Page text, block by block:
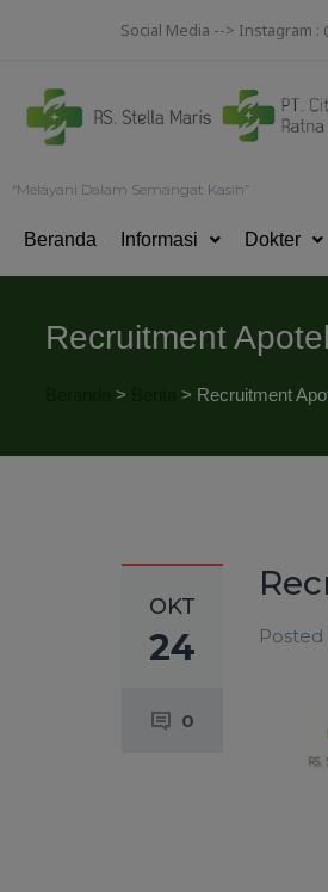
Social Media --> Instagram :
“Melayani Dalam Semangat Kasih”
Beranda Informasi Dokter
Recruitment
> > Recruitment
OKT
24
0
Posted